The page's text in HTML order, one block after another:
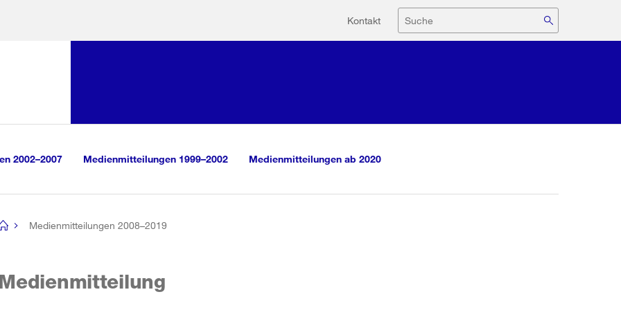
Hilfsnavigation
Kontakt Suche
2002–2007 Medienmitteilungen 1999–2002 Medienmitteilungen ab 2020
Medienmitteilungen 2008–2019